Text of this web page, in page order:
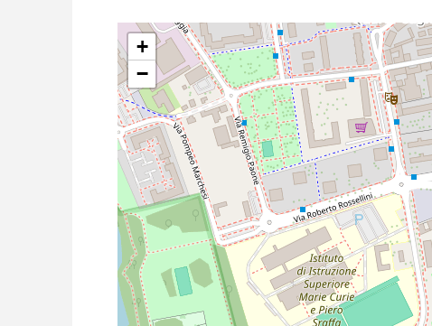
+
−